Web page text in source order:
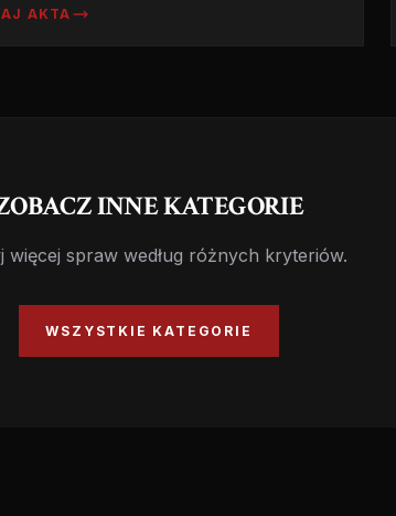
AKTA
INNE KATEGORIE
więcej spraw według różnych kryteriów.
WSZYSTKIE KATEGORIE